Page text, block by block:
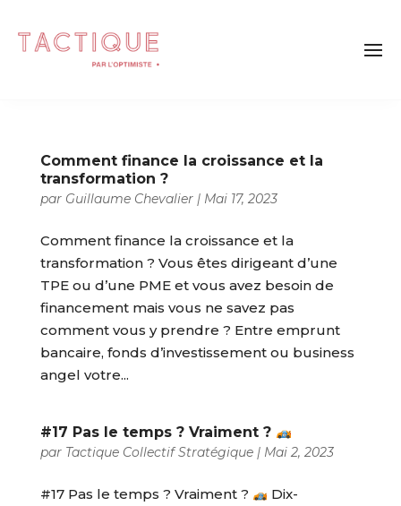
Comment finance la croissance et la
transformation ?
par Guillaume Chevalier| Mai 17, 2023
Comment finance la croissance et la
transformation ? Vous êtes dirigeant d’une
TPE ou d’une PME et vous avez besoin de
financement mais vous ne savez pas
comment vous y prendre ? Entre emprunt
bancaire, fonds d’investissement ou business
angel votre...
#17 Pas le temps ? Vraiment ?
par Tactique Collectif Stratégique| Mai 2, 2023
#17 Pas le temps ? Vraiment ?
Dix-